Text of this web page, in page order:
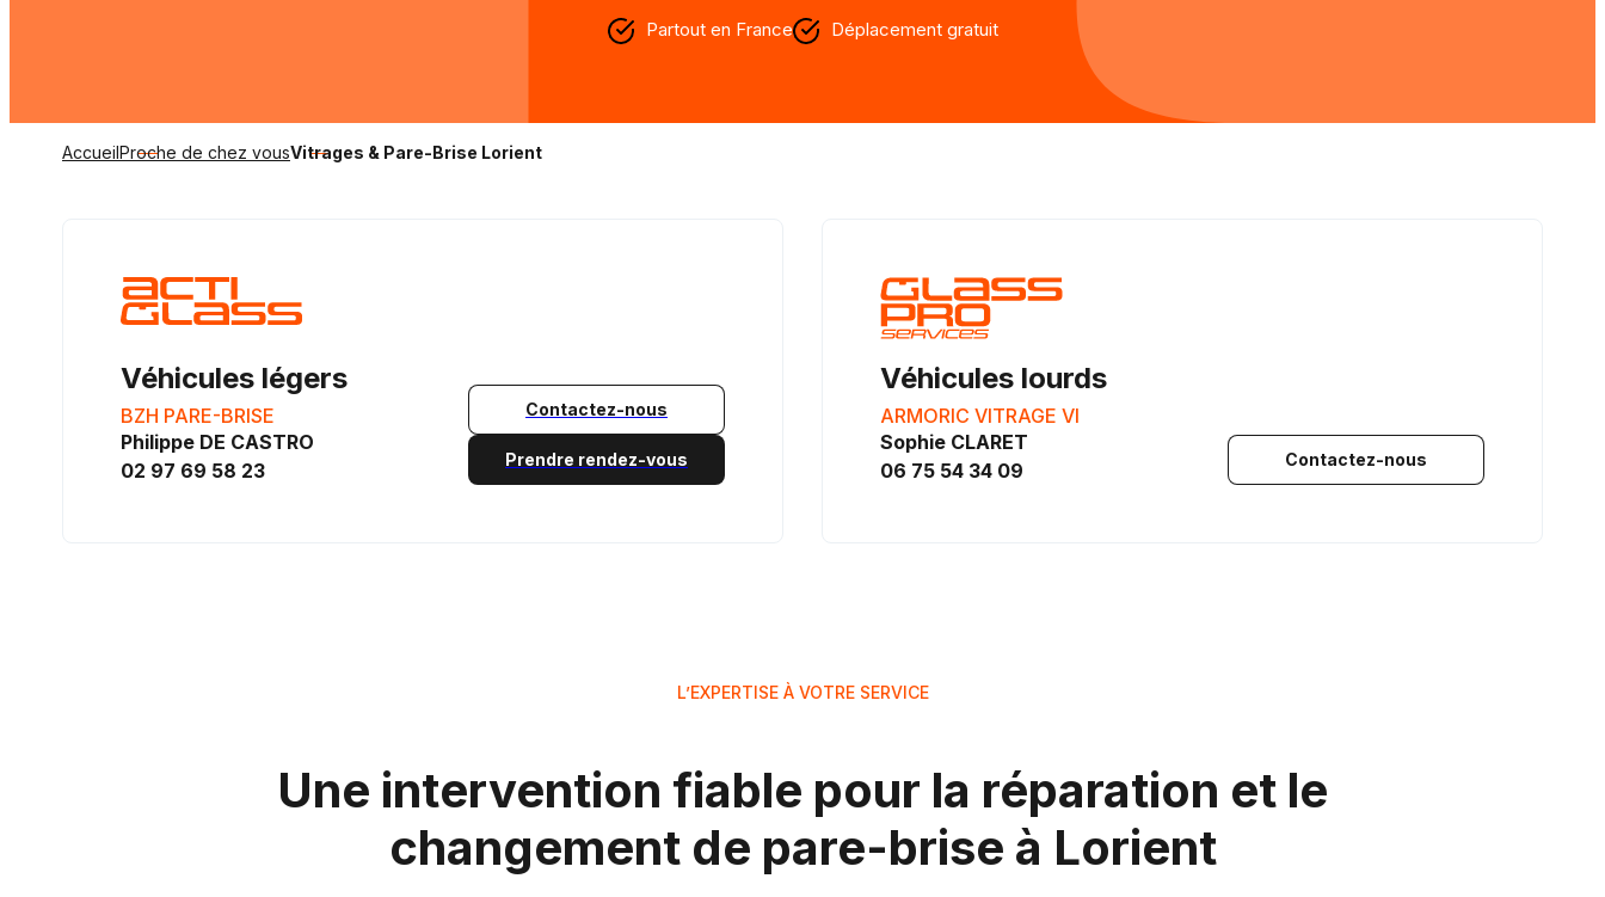
Partout en France Déplacement gratuit
AccueilProche de chez vousVitrages & Pare-Brise Lorient
Véhicules légers
BZH PARE-BRISE
Philippe DE CASTRO
02 97 69 58 23
Contactez-nous
Prendre rendez-vous
Véhicules lourds
ARMORIC VITRAGE VI
Sophie CLARET
06 75 54 34 09
Contactez-nous
L’EXPERTISE À VOTRE SERVICE
Une intervention fiable pour la réparation et le
changement de pare-brise à Lorient